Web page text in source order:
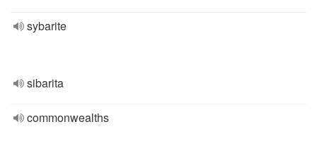
sybarite
sibarita
commonwealths